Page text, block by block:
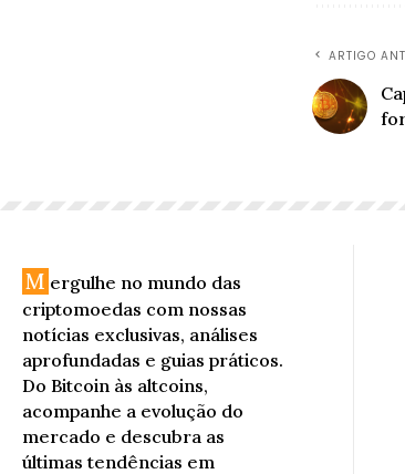
ARTIGO
M ergulhe no mundo das
criptomoedas com nossas
notícias exclusivas, análises
aprofundadas e guias práticos.
Do Bitcoin às altcoins,
acompanhe a evolução do
mercado e descubra as
últimas tendências em